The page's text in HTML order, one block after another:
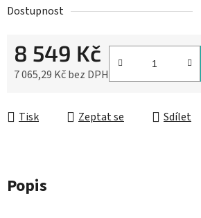
Dostupnost
8 549 Kč
7 065,29 Kč bez DPH
Tisk Zeptat se Sdílet
Popis